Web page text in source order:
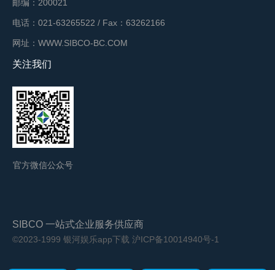
邮编：200021
电话：021-63265522 / Fax：63262166
网址：WWW.SIBCO-BC.COM
关注我们
官方微信公众号
SIBCO 一站式企业服务供应商
©2023-1999 银河娱乐app下载 沪ICP备10014940号-1